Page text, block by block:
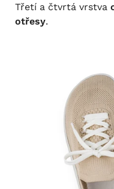
Třetí a čtvrtá vrstva
otřesy.